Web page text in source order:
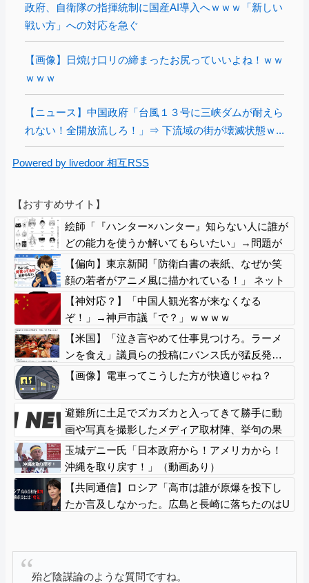
政府、自衛隊の指揮統制に国産AI導入へｗｗｗ「新しい
戦い方」への対応を急ぐ
【画像】日焼け口リの締まったお尻っていいよね！ｗｗ
ｗｗｗ
【ニュース】中国政府「台風１３号に三峡ダムが耐えら
れない！全開放流しろ！」⇒ 下流域の街が壊滅状態ｗ...
Powered by livedoor 相互RSS
【おすすめサイト】
絵師「『ハンター×ハンター』知らない人に誰が
どの能力を使うか解いてもらいたい」→問題が
絶妙すぎてファンのニヤニヤが止まらなくなる
ｗｗｗｗｗ
【偏向】東京新聞「防衛白書の表紙、なぜか笑
顔の若者がアニメ風に描かれている！」 ネット
「血生臭い表紙の方が良かったとでも言うの
か？」
【神対応？】「中国人観光客が来なくなる
ぞ！」→神戸市議「で？」ｗｗｗｗ
【米国】「泣き言やめて仕事見つけろ。ラーメ
ンを食え」議員らの投稿にバンス氏が猛反発…
ブリトーの価格めぐる議論、共和党の内戦に発
【画像】電車ってこうした方が快適じゃね？
避難所に土足でズカズカと入ってきて勝手に動
画や写真を撮影したメディア取材陣、挙句の果
てに要求してきたのは……
玉城デニー氏「日本政府から！アメリカから！
沖縄を取り戻す！」（動画あり）
【共同通信】ロシア「高市は誰が原爆を投下し
たか言及しなかった。広島と長崎に落ちたのはU
殆ど陰謀論のような質問ですね。